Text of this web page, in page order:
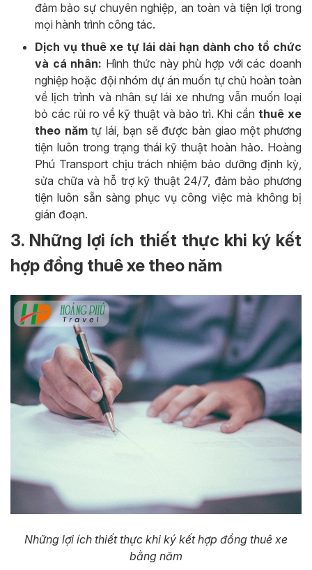
đảm bảo sự chuyên nghiệp, an toàn và tiện lợi trong
mọi hành trình công tác.
Dịch vụ thuê xe tự lái dài hạn dành cho tổ chức
và cá nhân: Hình thức này phù hợp với các doanh
nghiệp hoặc đội nhóm dự án muốn tự chủ hoàn toàn
về lịch trình và nhân sự lái xe nhưng vẫn muốn loại
bỏ các rủi ro về kỹ thuật và bảo trì. Khi cầnthuê xe
theo nămtự lái, bạn sẽ được bàn giao một phương
tiện luôn trong trạng thái kỹ thuật hoàn hảo. Hoàng
Phú Transport chịu trách nhiệm bảo dưỡng định kỳ,
sửa chữa và hỗ trợ kỹ thuật 24/7, đảm bảo phương
tiện luôn sẵn sàng phục vụ công việc mà không bị
gián đoạn.
3. Những lợi ích thiết thực khi ký kết
hợp đồng thuê xe theo năm
Những lợi ích thiết thực khi ký kết hợp đồng thuê xe
bằng năm